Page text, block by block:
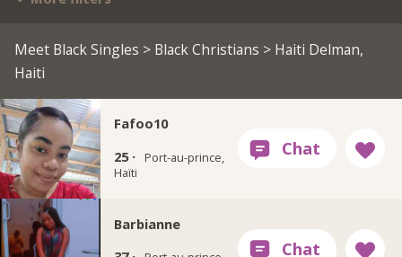
Meet Black Singles > Black Christians > Haiti Delman,
Haiti
Fafoo10
25 ·
Port-au-prince,
Haïti
Barbianne